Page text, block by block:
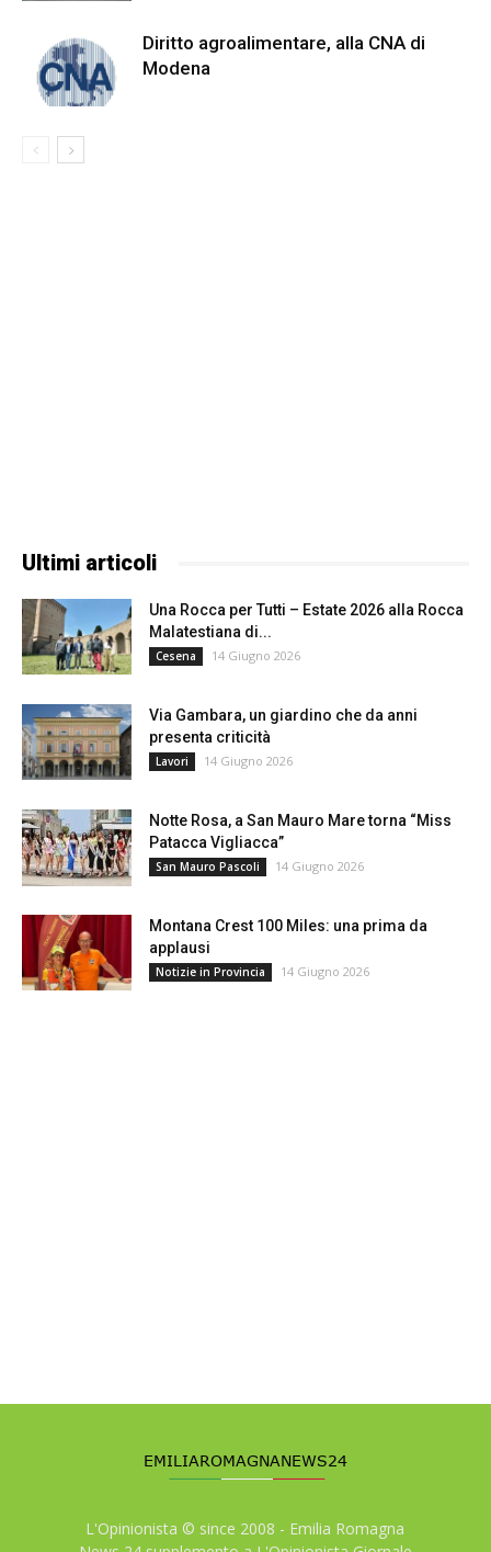
Diritto agroalimentare, alla CNA di
Modena
Ultimi articoli
Una Rocca per Tutti – Estate 2026 alla Rocca
Malatestiana di...
Cesena 14 Giugno 2026
Via Gambara, un giardino che da anni
presenta criticità
Lavori 14 Giugno 2026
Notte Rosa, a San Mauro Mare torna “Miss
Patacca Vigliacca”
San Mauro Pascoli 14 Giugno 2026
Montana Crest 100 Miles: una prima da
applausi
Notizie in Provincia 14 Giugno 2026
L'Opinionista © since 2008 - Emilia Romagna